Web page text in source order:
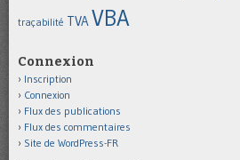
traçabilité TVAVBA
Connexion
Inscription
Connexion
Flux des publications
Flux des commentaires
Site de WordPress-FR